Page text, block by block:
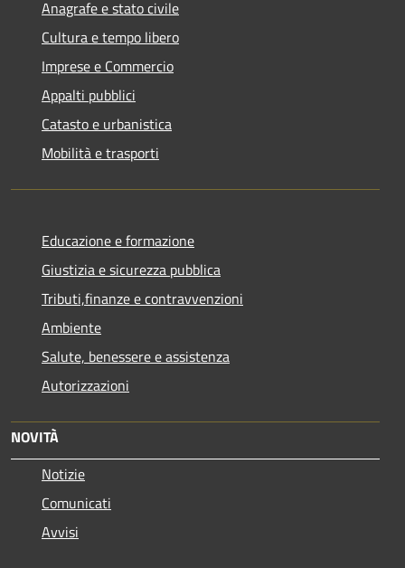
Anagrafe e stato civile
Cultura e tempo libero
Imprese e Commercio
Appalti pubblici
Catasto e urbanistica
Mobilità e trasporti
Educazione e formazione
Giustizia e sicurezza pubblica
Tributi,finanze e contravvenzioni
Ambiente
Salute, benessere e assistenza
Autorizzazioni
NOVITÀ
Notizie
Comunicati
Avvisi